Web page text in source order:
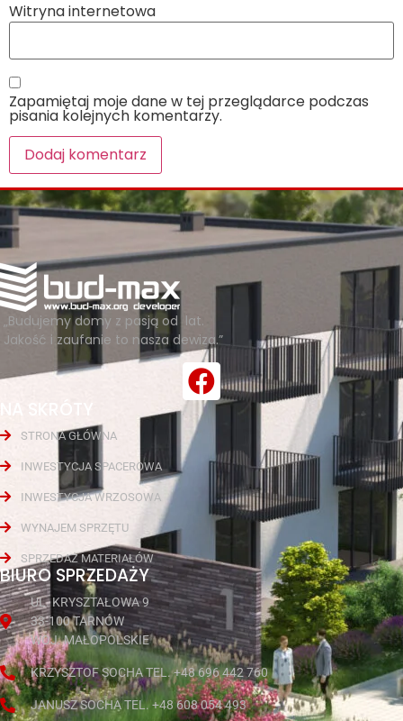
Witryna internetowa
Zapamiętaj moje dane w tej przeglądarce podczas
pisania kolejnych komentarzy.
„Budujemy domy z pasją od lat.
Jakość i zaufanie to nasza dewiza.”
NA SKRÓTY
STRONA GŁÓWNA
INWESTYCJA SPACEROWA
INWESTYCJA WRZOSOWA
WYNAJEM SPRZĘTU
SPRZEDAŻ MATERIAŁÓW
BIURO SPRZEDAŻY
UL. KRYSZTAŁOWA 9
33-100 TARNÓW
WOJ. MAŁOPOLSKIE
KRZYSZTOF SOCHA TEL. +48 696 442 760
JANUSZ SOCHA TEL. +48 608 054 493